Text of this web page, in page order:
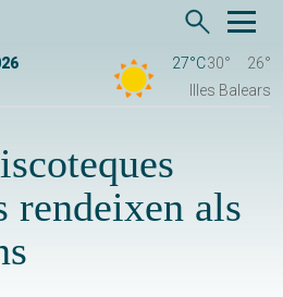
27°C30°
26°
Illes Balears
rendeixen als